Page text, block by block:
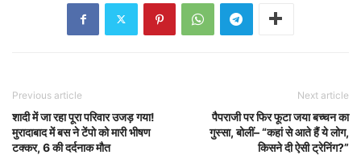
Previous article
शादी में जा रहा पूरा परिवार उजड़ गया!
मुरादाबाद में बस ने टेंपो को मारी भीषण
टक्कर, 6 की दर्दनाक मौत
Next article
पैपराजी पर फिर फूटा जया बच्चन का
गुस्सा, बोलीं– “कहां से आते हैं ये लोग,
किसने दी ऐसी ट्रेनिंग?”